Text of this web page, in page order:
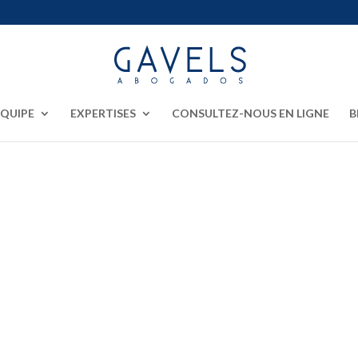
EXPERTISES CONSULTEZ-NOUS EN LIGNE